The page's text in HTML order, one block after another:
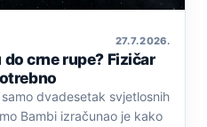
27. 7. 2026.
crne rupe? Fizičar
dvadesetak svjetlosnih
Bambi izračunao je kako